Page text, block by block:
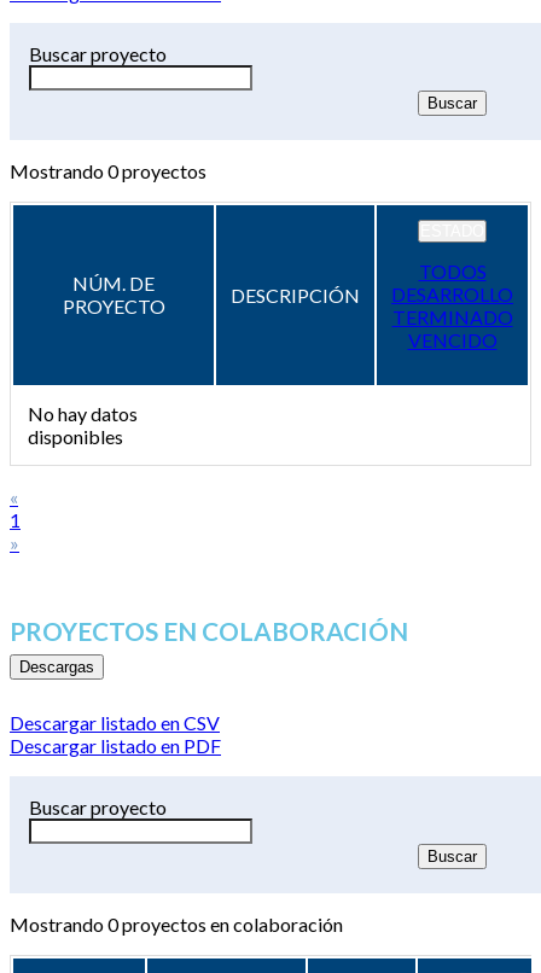
Buscar proyecto
Mostrando0proyectos
NÚM. DE
PROYECTO
DESCRIPCIÓN
TODOS
DESARROLLO
TERMINADO
VENCIDO
No hay datos
disponibles
«
1
»
PROYECTOS EN COLABORACIÓN
Descargas
Descargar listado en CSV
Descargar listado en PDF
Buscar proyecto
Mostrando0proyectos en colaboración